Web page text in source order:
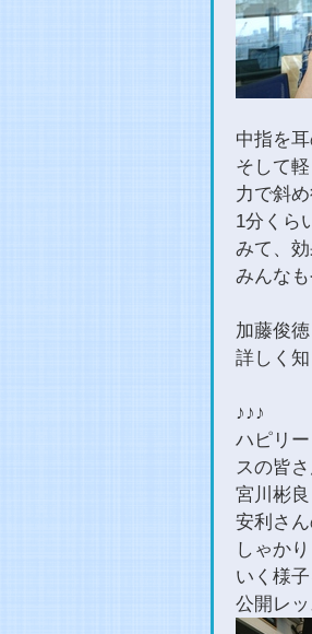
中指を
そして
力で斜
1分くら
みて、
みんな
加藤俊
詳しく
♪♪♪
ハピリ
スの皆
宮川彬
安利さ
しゃか
いく様
公開レ